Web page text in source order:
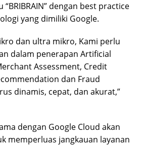
“BRIBRAIN” dengan best practice
yang dimiliki Google.
dan ultra mikro, Kami perlu
dalam penerapan Artificial
Assessment, Credit
dan Fraud
dinamis, cepat, dan akurat,”
dengan Google Cloud akan
memperluas jangkauan layanan